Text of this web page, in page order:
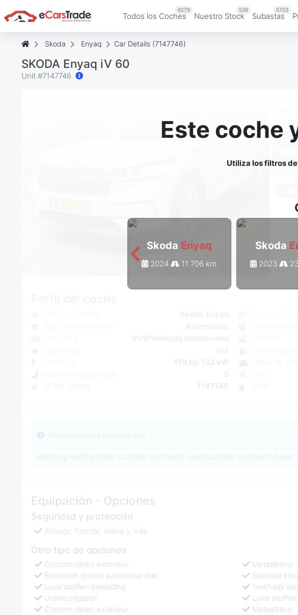
Todos los Coches
6279
Nuestro Stock
526
Subastas
5753
Skoda Enyaq Car Details (7147746)
SKODA Enyaq iV 60
Unit #7147746
Este coche
Utiliza los filtros
Skoda Enyaq
2024 11 706 km
Skoda
2023
7147746
Observaciones importantes
Voertuig heeft schade Conditie technisch GoedConditie technisch Goed
Equipación - Opciones
Seguridad y protección
Airbags: Frontal, lateral y más
Otro tipo de opciones
Chroom delen exterieur
Elektrisch glazen panorama-dak
Luxe stoffen bekleding
Metaalkleur
Speciale
Trekhaak
Unikleur/pastel
Chroom delen exterieur
Luxe
Metaalkleur